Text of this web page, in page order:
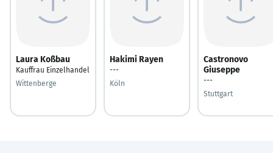
Laura Koßbau
Kauffrau Einzelhandel
Wittenberge
Hakimi Rayen
---
Köln
Castronovo
Giuseppe
---
Stuttgart